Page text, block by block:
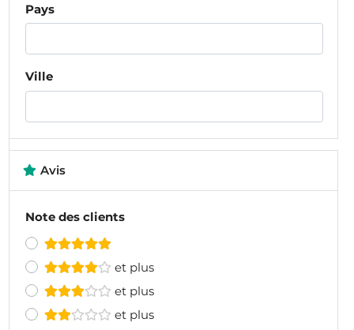
Pays
Ville
Avis
Note des clients
et plus
et plus
et plus